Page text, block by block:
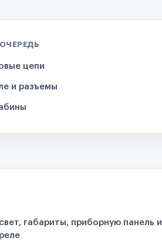
цепи
и разъемы
габариты, приборную панель и